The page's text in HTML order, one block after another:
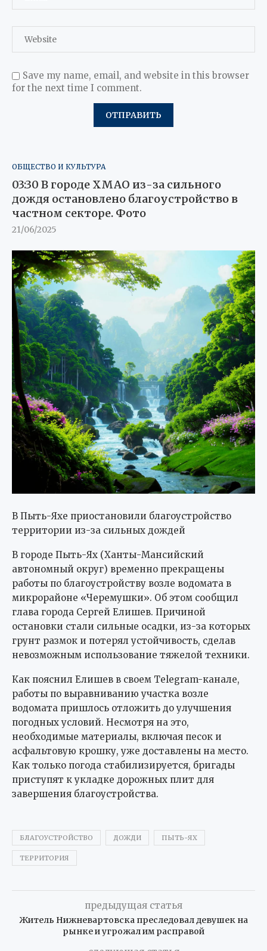
Save my name, email, and website in this browser
for the next time I comment.
ОБЩЕСТВО И КУЛЬТУРА
03:30 В городе ХМАО из-за сильного
дождя остановлено благоустройство в
частном секторе. Фото
21/06/2025
В Пыть-Яхе приостановили благоустройство
территории из-за сильных дождей
В городе Пыть-Ях (Ханты-Мансийский
автономный округ) временно прекращены
работы по благоустройству возле водомата в
микрорайоне «Черемушки». Об этом сообщил
глава города Сергей Елишев. Причиной
остановки стали сильные осадки, из-за которых
грунт размок и потерял устойчивость, сделав
невозможным использование тяжелой техники.
Как пояснил Елишев в своем Telegram-канале,
работы по выравниванию участка возле
водомата пришлось отложить до улучшения
погодных условий. Несмотря на это,
необходимые материалы, включая песок и
асфальтовую крошку, уже доставлены на место.
Как только погода стабилизируется, бригады
приступят к укладке дорожных плит для
завершения благоустройства.
БЛАГОУСТРОЙСТВО ДОЖДИ ПЫТЬ-ЯХ
ТЕРРИТОРИЯ
предыдущая статья
Житель Нижневартовска преследовал девушек на
рынке и угрожал им расправой